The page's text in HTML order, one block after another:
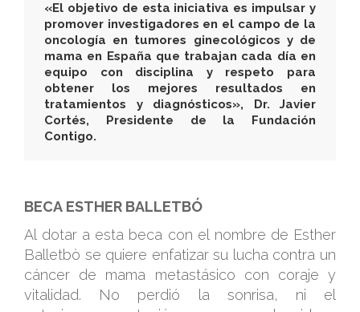
«El objetivo de esta iniciativa es impulsar y
promover investigadores en el campo de la
oncología en tumores ginecológicos y de
mama en España que trabajan cada día en
equipo con disciplina y respeto para
obtener los mejores resultados en
tratamientos y diagnósticos», Dr. Javier
Cortés, Presidente de la Fundación
Contigo.
BECA ESTHER BALLETBÓ
Al dotar a esta beca con el nombre de Esther
Balletbò se quiere enfatizar su lucha contra un
cáncer de mama metastásico con coraje y
vitalidad. No perdió la sonrisa, ni el